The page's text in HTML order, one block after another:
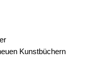
Kunstbüchern